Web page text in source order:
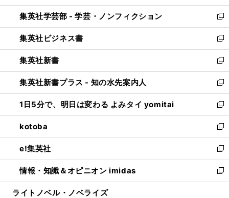
開
く
ウ
で
開
く
ン
ド
ウ
で
開
く
ウ
ィ
ン
ド
ウ
で
開
く
集英社学芸部 - 学芸・ノンフィクション
新
し
い
ウ
ィ
ン
ド
ウ
で
開
く
集英社ビジネス書
新
し
い
ウ
ィ
ン
ド
ウ
で
開
く
集英社新書
新
し
い
ウ
ィ
ン
ド
ウ
で
開
く
集英社新書プラス - 知の水先案内人
新
し
い
ウ
ィ
ン
ド
ウ
で
開
1日5分で、明日は変わる よみタイ yomitai
新
し
い
ウ
ィ
ン
ド
ウ
kotoba
新
し
い
ウ
ィ
ン
e!集英社
新
し
い
ウ
情報・知識＆オピニオン imidas
新
し
ライトノベル・ノベライズ